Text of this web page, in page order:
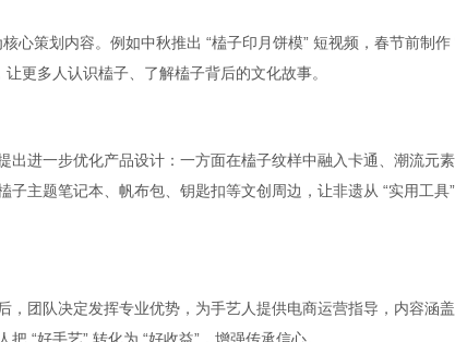
心策划内容。例如中秋推出 “榼子印月饼模” 短视频，春节前制作
更多人认识榼子、了解榼子背后的文化故事。
进一步优化产品设计：一方面在榼子纹样中融入卡通、潮流元素
主题笔记本、帆布包、钥匙扣等文创周边，让非遗从 “实用工具
，团队决定发挥专业优势，为手艺人提供电商运营指导，内容涵